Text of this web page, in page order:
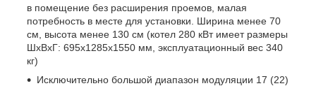
в помещение без расширения проемов, малая
потребность в месте для установки. Ширина менее 70
см, высота менее 130 см (котел 280 кВт имеет размеры
ШхВхГ: 695х1285х1550 мм, эксплуатационный вес 340
кг)
Исключительно большой диапазон модуляции 17 (22)